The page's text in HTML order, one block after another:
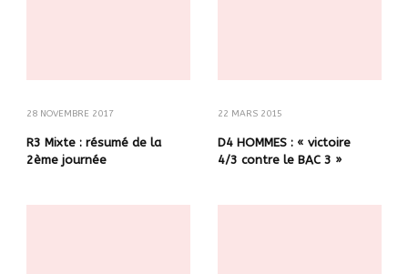
28 NOVEMBRE 2017
R3 Mixte : résumé de la
2ème journée
22 MARS 2015
D4 HOMMES : « victoire
4/3 contre le BAC 3 »